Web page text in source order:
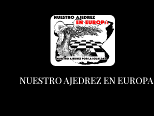
NUESTRO AJEDREZ EN EUROPA